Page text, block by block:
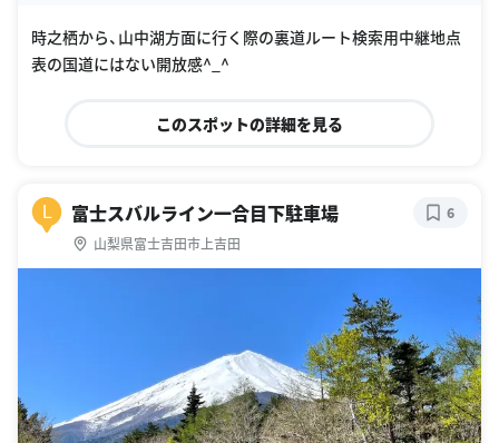
時之栖から、山中湖方面に行く際の裏道ルート検索用中継地点
表の国道にはない開放感^_^
このスポットの詳細を見る
L 富士スバルライン一合目下駐車場
山梨県富士吉田市上吉田
6